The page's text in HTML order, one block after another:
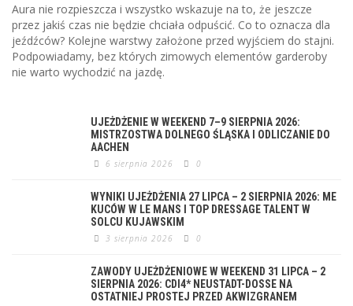
Aura nie rozpieszcza i wszystko wskazuje na to, że jeszcze
przez jakiś czas nie będzie chciała odpuścić. Co to oznacza dla
jeźdźców? Kolejne warstwy założone przed wyjściem do stajni.
Podpowiadamy, bez których zimowych elementów garderoby
nie warto wychodzić na jazdę.
UJEŻDŻENIE W WEEKEND 7–9 SIERPNIA 2026:
MISTRZOSTWA DOLNEGO ŚLĄSKA I ODLICZANIE DO
AACHEN
6 sierpnia 2026 0
WYNIKI UJEŻDŻENIA 27 LIPCA – 2 SIERPNIA 2026: ME
KUCÓW W LE MANS I TOP DRESSAGE TALENT W
SOLCU KUJAWSKIM
3 sierpnia 2026 0
ZAWODY UJEŻDŻENIOWE W WEEKEND 31 LIPCA – 2
SIERPNIA 2026: CDI4* NEUSTADT-DOSSE NA
OSTATNIEJ PROSTEJ PRZED AKWIZGRANEM